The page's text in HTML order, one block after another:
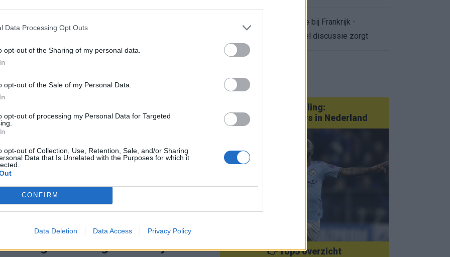
Data Processing Opt Outs
opt-out of the Sharing of my personal data.
opt-out of the Sale of my Personal Data.
opt-out of processing my Personal Data for Targeted
opt-out of Collection, Use, Retention, Sale, and/or Sharing
Data that Is Unrelated with the Purposes for which it
CONFIRM
Data Deletion Data Access Privacy Policy
alles aan. Ajax eindigde als vijfde, moest de
niet in de Johan Cruijff ArenA, maar in
was de ArenA niet beschikbaar.
om afstand te nemen. Davy Klaassen leek in de
Klaassen-goal, maar Gjivai Zechiël bracht
strafschoppen beslissen over het laatste
penalty’s, waarna Ajax alsnog naar de tweede
Op 23 juli begint die Europese route al. De return
zorgt voor ongemakkelijke
Waarom de arbitrage bij Frankrijk -
Marokko voor zoveel discussie zorgt
Van Götze tot Sterling:
statementtransfers in Nederland
👉 Top5 overzicht